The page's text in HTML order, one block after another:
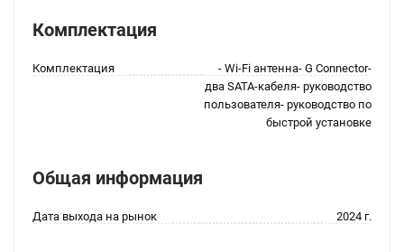
Комплектация
Комплектация
- Wi-Fi антенна- G Connector-
два SATA-кабеля- руководство
пользователя- руководство по
быстрой установке
Общая информация
Дата выхода на рынок 2024 г.